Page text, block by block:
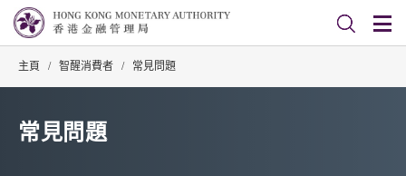
主頁 / 智醒消費者 / 常見問題
常見問題